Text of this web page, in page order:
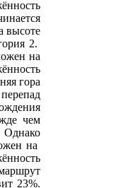
высоте
2.
на
гора
чем
на
23%.